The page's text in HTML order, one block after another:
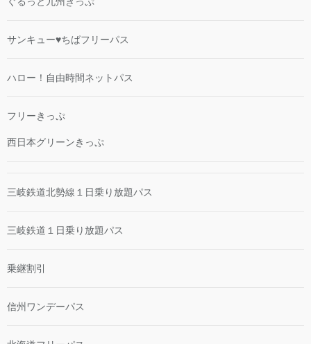
サンキュー♥ちばフリーパス
ハロー！自由時間ネットパス
フリーきっぷ
西日本グリーンきっぷ
三岐鉄道北勢線１日乗り放題パス
三岐鉄道１日乗り放題パス
乗継割引
信州ワンデーパス